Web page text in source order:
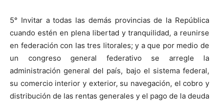
5° Invitar a todas las demás provincias de la República
cuando estén en plena libertad y tranquilidad, a reunirse
en federación con las tres litorales; y a que por medio de
un congreso general federativo se arregle la
administración general del país, bajo el sistema federal,
su comercio interior y exterior, su navegación, el cobro y
distribución de las rentas generales y el pago de la deuda